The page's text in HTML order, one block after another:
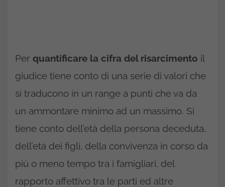
Per quantificare la cifra del risarcimento il
giudice tiene conto di una serie di valori che
si traducono in un range a punti che va da
un ammontare minimo ad un massimo. Si
tiene conto dell’età della persona deceduta,
dell’età dei figli, della convivenza in corso da
più o meno tempo tra i famigliari, del
rapporto affettivo tra le parti ed altre